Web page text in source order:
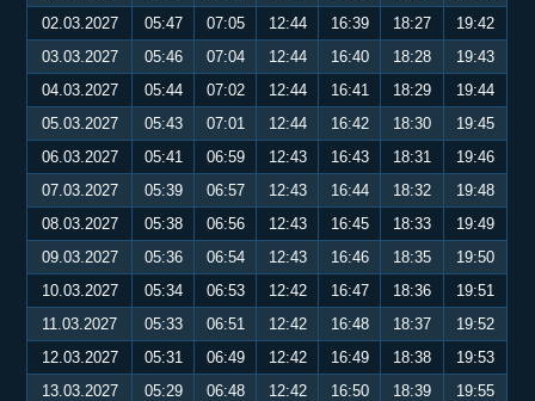
02.03.2027
05:47 07:05 12:44 16:39 18:27
19:42
03.03.2027
05:46 07:04 12:44 16:40 18:28
19:43
04.03.2027
05:44 07:02 12:44 16:41 18:29
19:44
05.03.2027
05:43 07:01 12:44 16:42 18:30
19:45
06.03.2027
05:41 06:59 12:43 16:43 18:31
19:46
07.03.2027
05:39 06:57 12:43 16:44 18:32
19:48
08.03.2027
05:38 06:56 12:43 16:45 18:33
19:49
09.03.2027
05:36 06:54 12:43 16:46 18:35
19:50
10.03.2027
05:34 06:53 12:42 16:47 18:36
19:51
11.03.2027
05:33 06:51 12:42 16:48 18:37
19:52
12.03.2027
05:31 06:49 12:42 16:49 18:38
19:53
13.03.2027
05:29 06:48 12:42 16:50 18:39
19:55